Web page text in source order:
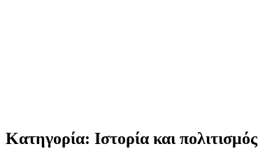
Κατηγορία: Ιστορία και πολιτισμός